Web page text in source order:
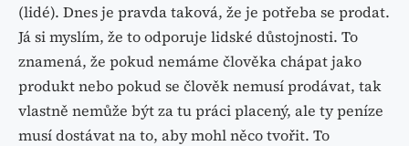
(lidé). Dnes je pravda taková, že je potřeba se prodat.
Já si myslím, že to odporuje lidské důstojnosti. To
znamená, že pokud nemáme člověka chápat jako
produkt nebo pokud se člověk nemusí prodávat, tak
vlastně nemůže být za tu práci placený, ale ty peníze
musí dostávat na to, aby mohl něco tvořit. To